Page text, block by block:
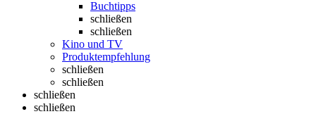
Buchtipps
schließen
schließen
Kino und TV
Produktempfehlung
schließen
schließen
schließen
schließen